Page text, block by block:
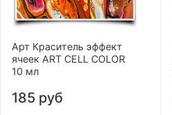
Арт Краситель эффект
ячеек ART CELL COLOR
10 мл
185 руб